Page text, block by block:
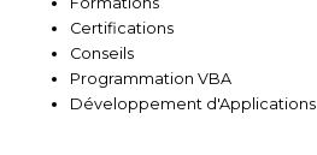
Certifications
Conseils
Programmation VBA
Développement d'Applications